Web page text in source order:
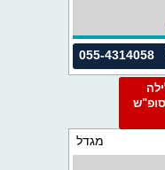
055-4314058
ללילה
בסופ"ש
מגדל